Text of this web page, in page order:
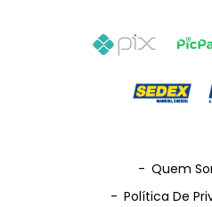
- Quem
- Política De